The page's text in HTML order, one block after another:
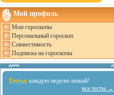
Мой профиль
Мои гороскопы
Персональный гороскоп
Совместимость
Подписка на гороскопы
Тесты: каждую неделю новый!
все тесты →